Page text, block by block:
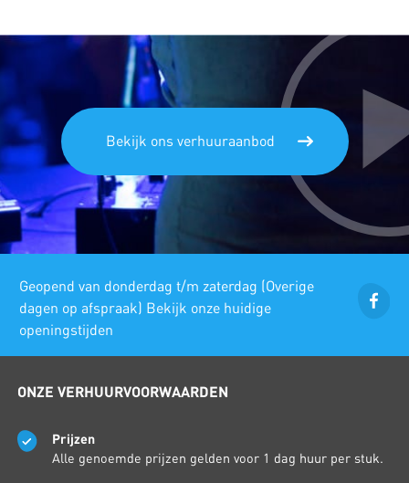
Bekijk ons verhuuraanbod
Geopend van donderdag t/m zaterdag (Overige
dagen op afspraak) Bekijk onze huidige
openingstijden
ONZE VERHUURVOORWAARDEN
Prijzen
Alle genoemde prijzen gelden voor 1 dag huur per stuk.